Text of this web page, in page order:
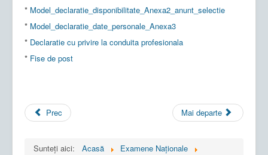
* Model_declaratie_disponibilitate_Anexa2_anunt_selectie
* Model_declaratie_date_personale_Anexa3
* Declaratie cu privire la conduita profesionala
* Fise de post
Prec Mai departe
Sunteți aici: Acasă
Examene Naționale